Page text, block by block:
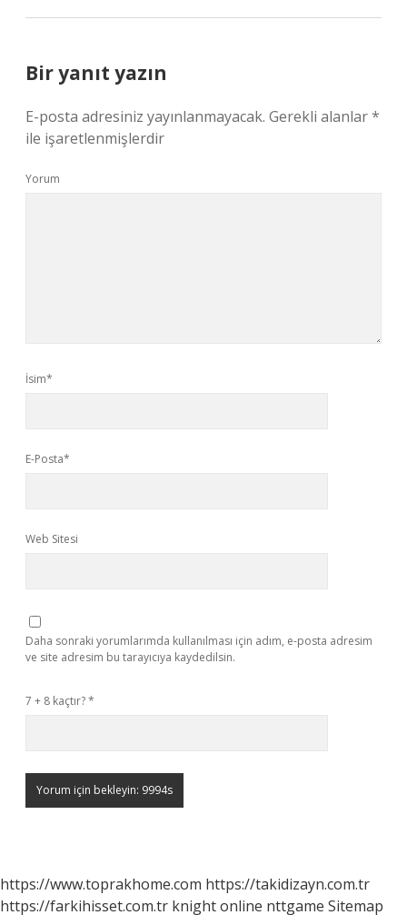
Bir yanıt yazın
E-posta adresiniz yayınlanmayacak. Gerekli alanlar*
ile işaretlenmişlerdir
Yorum
İsim*
E-Posta*
Web Sitesi
Daha sonraki yorumlarımda kullanılması için adım, e-posta adresim
ve site adresim bu tarayıcıya kaydedilsin.
7 + 8 kaçtır?*
https://www.toprakhome.com https://takidizayn.com.tr
https://farkihisset.com.tr knight online nttgame Sitemap